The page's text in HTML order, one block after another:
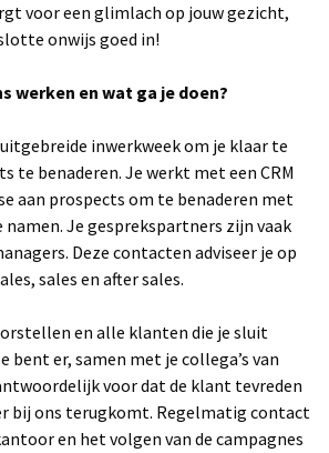
voor een glimlach op jouw gezicht,
onwijs goed in!
werken en wat ga je doen?
inwerkweek om je klaar te
te benaderen. Je werkt met een CRM
aan prospects om te benaderen met
namen. Je gesprekspartners zijn vaak
Deze contacten adviseer je op
sales en after sales.
en alle klanten die je sluit
bent er, samen met je collega’s van
voor dat de klant tevreden
bij ons terugkomt. Regelmatig contact
en het volgen van de campagnes